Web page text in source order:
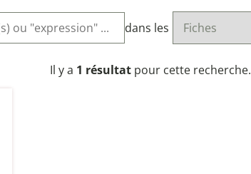
dans les
Il y a 1 résultat pour cette recherche.